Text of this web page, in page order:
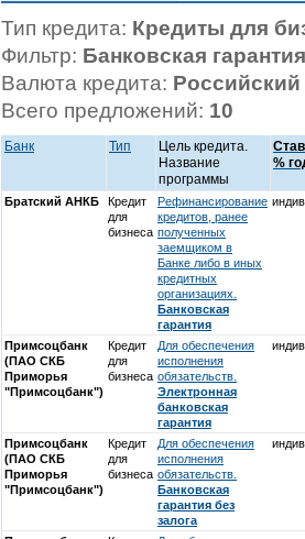
Тип кредита: Кредиты для
Фильтр: Банковская гарантия
Валюта кредита:
Всего предложений: 10
Банк Тип
Цель кредита.
Название
программы
%
Братский АНКБ
Кредит
для
бизнеса
Рефинансирование
кредитов, ранее
полученных
заемщиком в
Банке либо в иных
кредитных
организациях.
Банковская
гарантия
Примсоцбанк
(ПАО СКБ
Приморья
"Примсоцбанк")
Кредит
для
бизнеса
Для обеспечения
исполнения
обязательств.
Электронная
банковская
гарантия
Примсоцбанк
(ПАО СКБ
Приморья
"Примсоцбанк")
Кредит
для
бизнеса
Для обеспечения
исполнения
обязательств.
Банковская
гарантия без
залога